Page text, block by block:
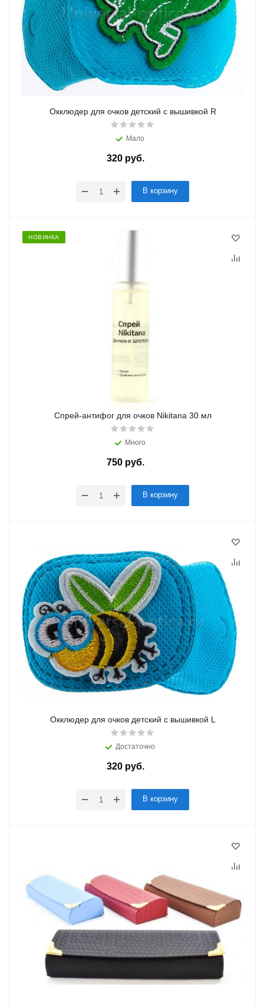
Окклюдер для очков детский с вышивкой R
Мало
320руб./шт
В корзину
НОВИНКА
Спрей-антифог для очков Nikitana 30 мл
Много
750руб./шт
В корзину
Окклюдер для очков детский с вышивкой L
Достаточно
320руб./шт
В корзину